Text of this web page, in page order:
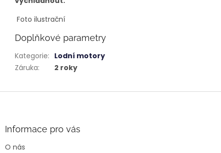
Foto ilustrační
Doplňkové parametry
Kategorie: Lodní motory
Záruka: 2 roky
Informace pro vás
O nás